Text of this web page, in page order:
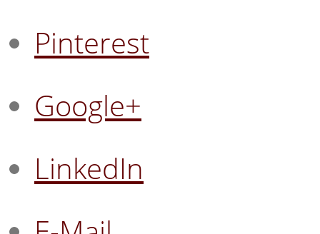
Pinterest
Google+
LinkedIn